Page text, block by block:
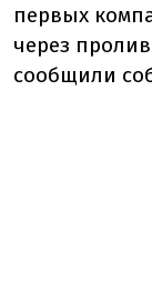
первых
через
сообщили